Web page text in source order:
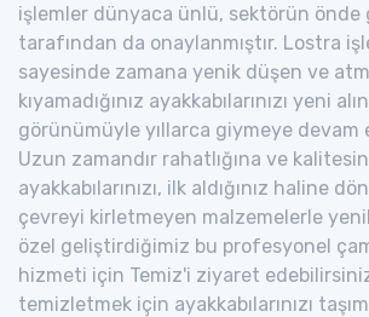
işlemler dünyaca ünlü, sektörün önde
tarafından da onaylanmıştır. Lostra
sayesinde zamana yenik düşen ve
kıyamadığınız ayakkabılarınızı yeni
görünümüyle yıllarca giymeye devam
Uzun zamandır rahatlığına ve
ayakkabılarınızı, ilk aldığınız haline
çevreyi kirletmeyen malzemelerle
özel geliştirdiğimiz bu profesyonel
hizmeti için Temiz'i ziyaret
temizletmek için ayakkabılarınızı